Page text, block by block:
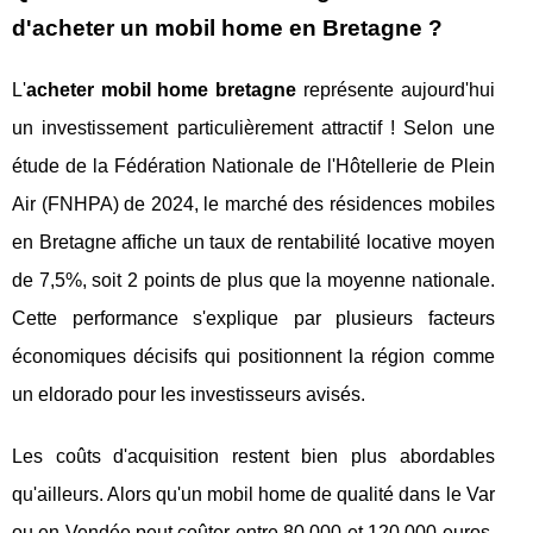
d'acheter un mobil home en Bretagne ?
L'acheter mobil home bretagne représente aujourd'hui
un investissement particulièrement attractif ! Selon une
étude de la Fédération Nationale de l'Hôtellerie de Plein
Air (FNHPA) de 2024, le marché des résidences mobiles
en Bretagne affiche un taux de rentabilité locative moyen
de 7,5%, soit 2 points de plus que la moyenne nationale.
Cette performance s'explique par plusieurs facteurs
économiques décisifs qui positionnent la région comme
un eldorado pour les investisseurs avisés.
Les coûts d'acquisition restent bien plus abordables
qu'ailleurs. Alors qu'un mobil home de qualité dans le Var